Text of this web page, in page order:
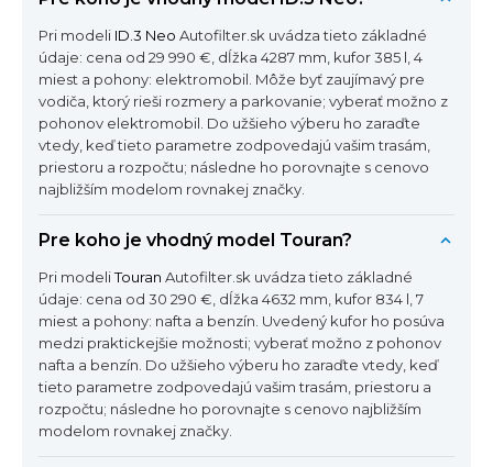
Pri modeli ID.3 Neo Autofilter.sk uvádza tieto základné
údaje: cena od 29 990 €, dĺžka 4287 mm, kufor 385 l, 4
miest a pohony: elektromobil. Môže byť zaujímavý pre
vodiča, ktorý rieši rozmery a parkovanie; vyberať možno z
pohonov elektromobil. Do užšieho výberu ho zaraďte
vtedy, keď tieto parametre zodpovedajú vašim trasám,
priestoru a rozpočtu; následne ho porovnajte s cenovo
najbližším modelom rovnakej značky.
Pre koho je vhodný model Touran?
Pri modeliTouran Autofilter.sk uvádza tieto základné
údaje: cena od 30 290 €, dĺžka 4632 mm, kufor 834 l, 7
miest a pohony: nafta a benzín. Uvedený kufor ho posúva
medzi praktickejšie možnosti; vyberať možno z pohonov
nafta a benzín. Do užšieho výberu ho zaraďte vtedy, keď
tieto parametre zodpovedajú vašim trasám, priestoru a
rozpočtu; následne ho porovnajte s cenovo najbližším
modelom rovnakej značky.